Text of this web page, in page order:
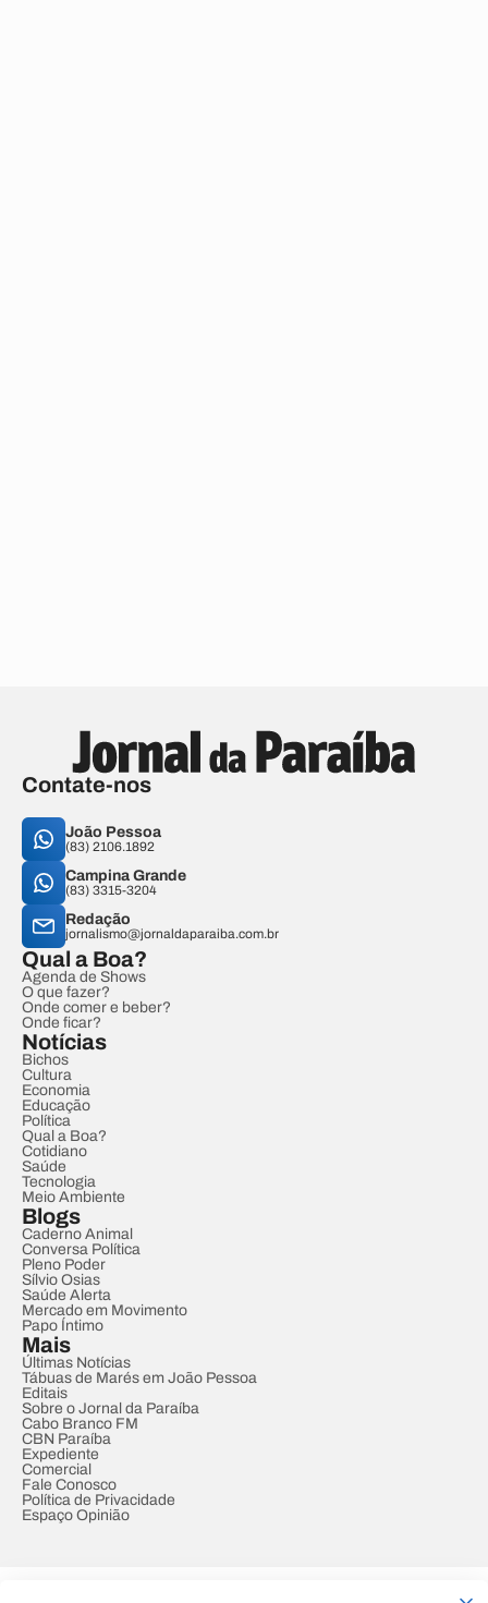
Contate-nos
João Pessoa
(83) 2106.1892
Campina Grande
(83) 3315-3204
Redação
jornalismo@jornaldaparaiba.com.br
Qual a Boa?
Agenda de Shows
O que fazer?
Onde comer e beber?
Onde ficar?
Notícias
Bichos
Cultura
Economia
Educação
Política
Qual a Boa?
Cotidiano
Saúde
Tecnologia
Meio Ambiente
Blogs
Caderno Animal
Conversa Política
Pleno Poder
Sílvio Osias
Saúde Alerta
Mercado em Movimento
Papo Íntimo
Mais
Últimas Notícias
Tábuas de Marés em João Pessoa
Editais
Sobre o Jornal da Paraíba
Cabo Branco FM
CBN Paraíba
Expediente
Comercial
Fale Conosco
Política de Privacidade
Espaço Opinião